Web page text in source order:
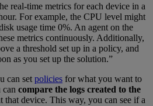
real-time metrics for each device in a
For example, the CPU level might
usage time 0%. An agent on the
metrics continuously. Additionally,
a threshold set up in a policy, and
as you set up the solution.”
can set policies for what you want to
can compare the logs created to the
that device. This way, you can see if a